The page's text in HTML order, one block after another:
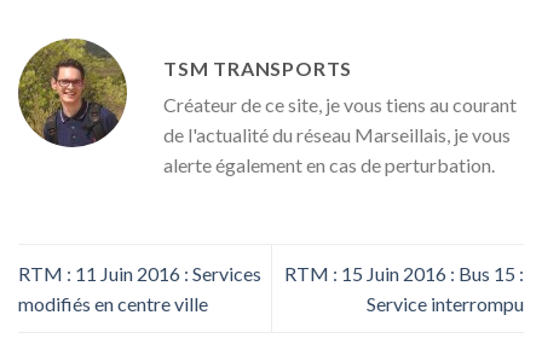
TSM TRANSPORTS
Créateur de ce site, je vous tiens au courant
de l'actualité du réseau Marseillais, je vous
alerte également en cas de perturbation.
RTM : 11 Juin 2016 : Services
modifiés en centre ville
RTM : 15 Juin 2016 : Bus 15 :
Service interrompu